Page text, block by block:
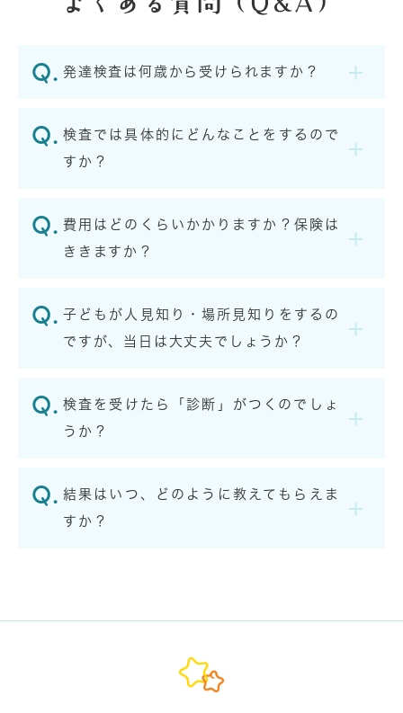
発達検査は何歳から受けられますか？
検査では具体的にどんなことをするので
すか？
費用はどのくらいかかりますか？保険は
ききますか？
子どもが人見知り・場所見知りをするの
ですが、当日は大丈夫でしょうか？
検査を受けたら「診断」がつくのでしょ
うか？
結果はいつ、どのように教えてもらえま
すか？